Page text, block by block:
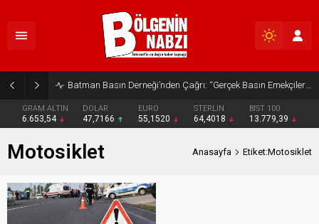
Batman Basın Derneği’nden Çağrı: “Gerçek Basın Emekçileri Desteklenmeli”
GRAM ALTIN
6.653,54
DOLAR
47,7166
EURO
55,1520
STERLİN
64,4018
BIST 100
13.779,39
Motosiklet Anasayfa Etiket:Motosiklet